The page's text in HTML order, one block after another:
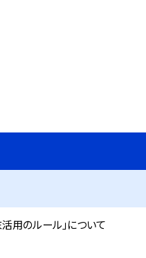
用のルール」について